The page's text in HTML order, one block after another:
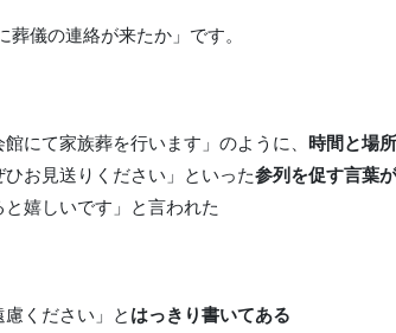
儀の連絡が来たか」です。
にて家族葬を行います」のように、 時間と場
お見送りください」といった参列を促す言葉
嬉しいです」と言われた
ください」と はっきり書いてある